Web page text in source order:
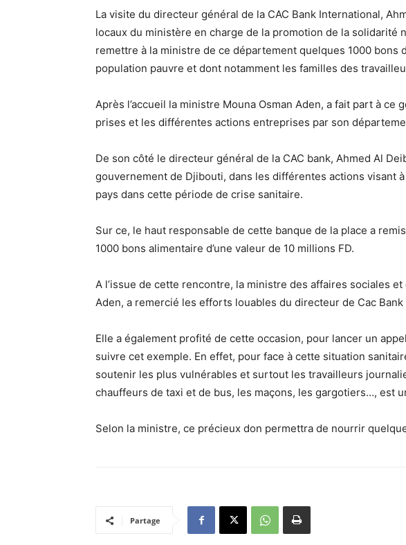
La visite du directeur général de la CAC Bank International,
locaux du ministère en charge de la promotion de la solidarité
remettre à la ministre de ce département quelques 1000 bons
population pauvre et dont notamment les familles des
Après l’accueil la ministre Mouna Osman Aden, a fait part à ce
prises et les différentes actions entreprises par son
De son côté le directeur général de la CAC bank, Ahmed Al
gouvernement de Djibouti, dans les différentes actions visant
pays dans cette période de crise sanitaire.
Sur ce, le haut responsable de cette banque de la place a
1000 bons alimentaire d’une valeur de 10 millions FD.
A l’issue de cette rencontre, la ministre des affaires sociales
Aden, a remercié les efforts louables du directeur de Cac
Elle a également profité de cette occasion, pour lancer un
suivre cet exemple. En effet, pour face à cette situation
soutenir les plus vulnérables et surtout les travailleurs
chauffeurs de taxi et de bus, les maçons, les gargotiers…, est
Selon la ministre, ce précieux don permettra de nourrir
Partage